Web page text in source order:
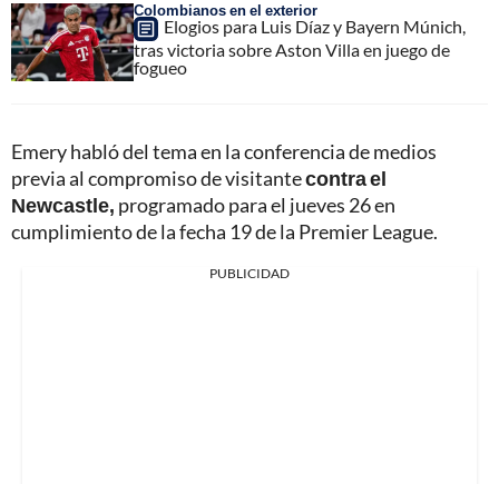
Colombianos en el exterior
Elogios para Luis Díaz y Bayern Múnich,
tras victoria sobre Aston Villa en juego de
fogueo
Emery habló del tema en la conferencia de medios
previa al compromiso de visitantecontra el
Newcastle, programado para el jueves 26 en
cumplimiento de la fecha 19 de la Premier League.
PUBLICIDAD